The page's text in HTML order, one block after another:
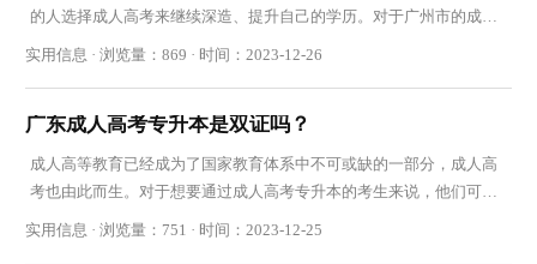
的人选择成人高考来继续深造、提升自己的学历。对于广州市的成人
考生而言，他们需要符合一定的报名对象和条件
实用信息 · 浏览量：869 · 时间：2023-12-26
广东成人高考专升本是双证吗？
成人高等教育已经成为了国家教育体系中不可或缺的一部分，成人高
考也由此而生。对于想要通过成人高考专升本的考生来说，他们可能
会有一个疑问广东成人高考专升本是双证吗？接
实用信息 · 浏览量：751 · 时间：2023-12-25